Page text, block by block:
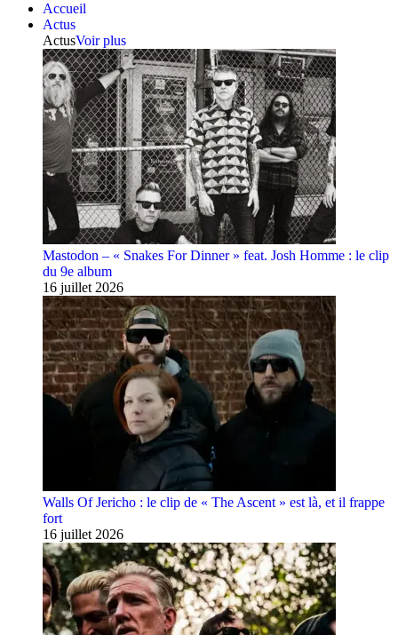
Accueil
Actus
ActusVoir plus
Mastodon – « Snakes For Dinner » feat. Josh Homme : le clip
du 9e album
16 juillet 2026
Walls Of Jericho : le clip de « The Ascent » est là, et il frappe
fort
16 juillet 2026